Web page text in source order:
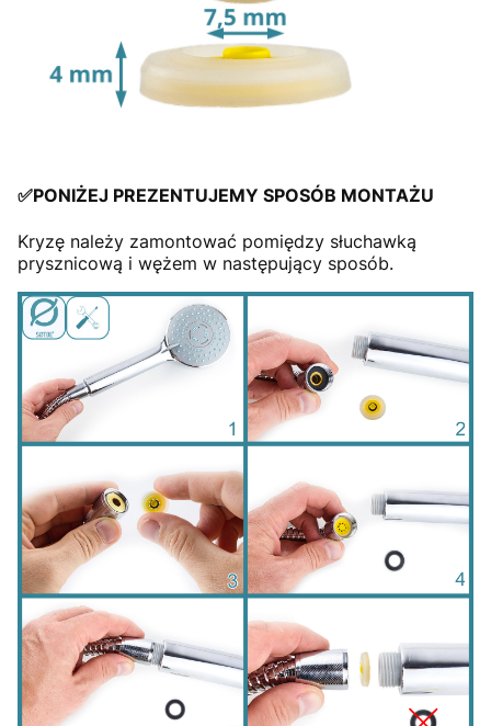
✅PONIŻEJ PREZENTUJEMY SPOSÓB MONTAŻU
Kryzę należy zamontować pomiędzy słuchawką
prysznicową i wężem w następujący sposób.